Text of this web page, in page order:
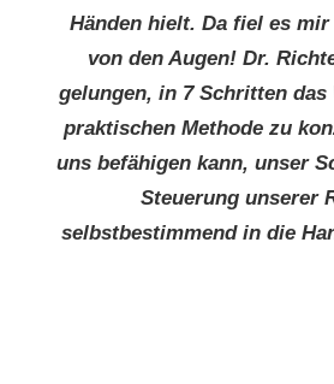
Händen hielt. Da fiel es
von den Augen! Dr.
gelungen, in 7 Schritten das
praktischen Methode zu
uns befähigen kann, unser
Steuerung unserer
selbstbestimmend in die